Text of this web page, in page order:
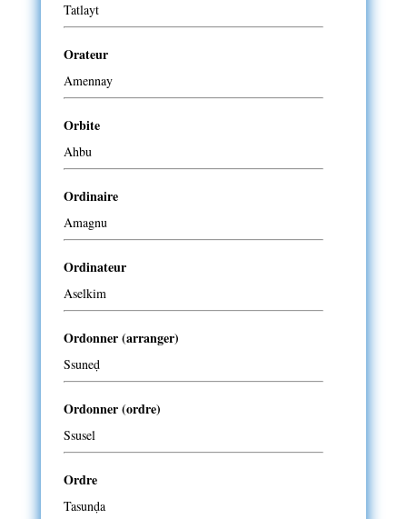
Tatlayt
Orateur
Amennay
Orbite
Ahbu
Ordinaire
Amagnu
Ordinateur
Aselkim
Ordonner (arranger)
Ssuneḍ
Ordonner (ordre)
Ssusel
Ordre
Tasunḍa